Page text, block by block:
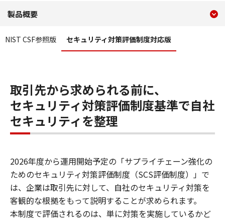
セキュリティ対策評価制度
製品概要
NIST CSF参照版 セキュリティ対策評価制度対応版
取引先から求められる前に、
セキュリティ対策評価制度基準で自社
セキュリティを整理
2026年度から運用開始予定の「サプライチェーン強化の
ためのセキュリティ対策評価制度（SCS評価制度）」で
は、企業は取引先に対して、自社のセキュリティ対策を
客観的な根拠をもって説明することが求められます。
本制度で評価されるのは、単に対策を実施しているかど